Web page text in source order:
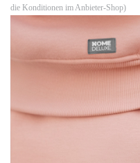
die Konditionen im Anbieter-Shop)